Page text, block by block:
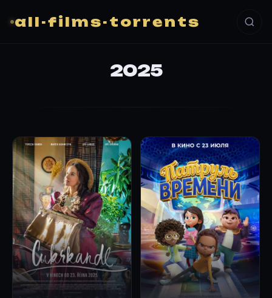
all-films-torrents
2025